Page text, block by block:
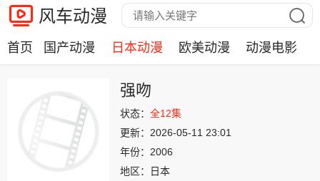
风车动漫
首页 国产动漫 日本动漫 欧美动漫 动漫电影
强吻
状态： 全12集
更新： 2026-05-11 23:01
年份： 2006
地区：
日本